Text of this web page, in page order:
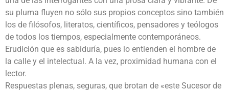
su pluma fluyen no sólo sus propios conceptos sino también
los de filósofos, literatos, científicos, pensadores y teólogos
de todos los tiempos, especialmente contemporáneos.
Erudición que es sabiduría, pues lo entienden el hombre de
la calle y el intelectual. A la vez, proximidad humana con el
lector.
Respuestas plenas, seguras, que brotan de «este Sucesor de